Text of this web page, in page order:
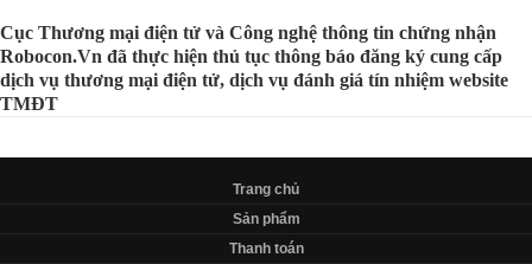
Cục Thương mại điện tử và Công nghệ thông tin chứng nhận
Robocon.Vn đã thực hiện thủ tục thông báo đăng ký cung cấp
dịch vụ thương mại điện tử, dịch vụ đánh giá tín nhiệm website
TMĐT
Trang chủ
Sản phẩm
Thanh toán